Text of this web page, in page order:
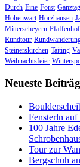
Durch Eine Forst
Hohenwart Hörzhausen
Mitterscheyern
Rundtour
Steinerskirchen Taiting
Weihnachtsfeier
Neueste
Fensterln
100 Jahre
Tour zur
Bergschuh